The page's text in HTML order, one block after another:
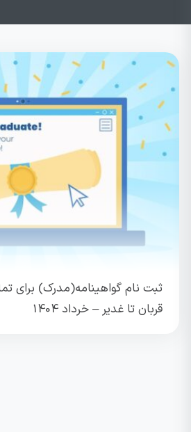
ثبت نام گواهینامه(مدرک) برای
قربان تا غدیر – خرداد 1404